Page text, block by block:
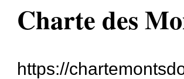
Charte des
https://